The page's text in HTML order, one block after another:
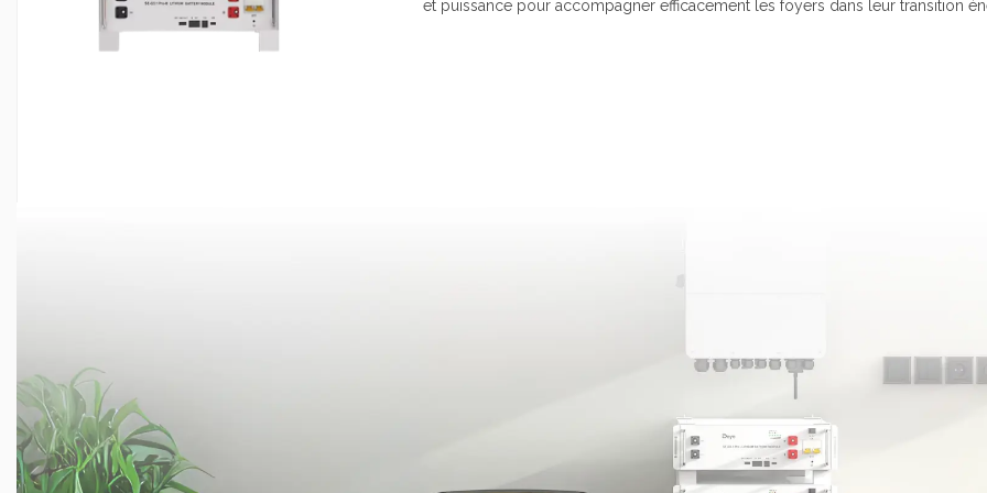
et puissance pour accompagner efficacement les foyers dans leur transition